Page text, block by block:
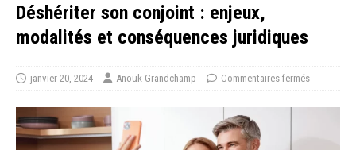
Déshériter son conjoint : enjeux,
modalités et conséquences juridiques
janvier 20, 2024 Anouk Grandchamp Commentaires fermés